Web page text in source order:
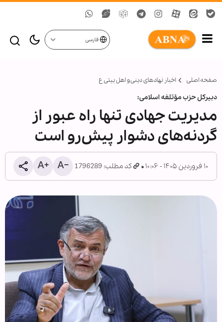
فارسی
صفحه اصلی اخبار نهادهای دینی و اهل بیتی ع
دبیرکل حزب مؤتلفه اسلامی:
مدیریت جهادی تنها راه عبور از
گردنه‌های دشوار پیش‌رو است
۱۰ فروردین ۱۴۰۵ - ۱۰:۰۶ کد مطلب: 1796289